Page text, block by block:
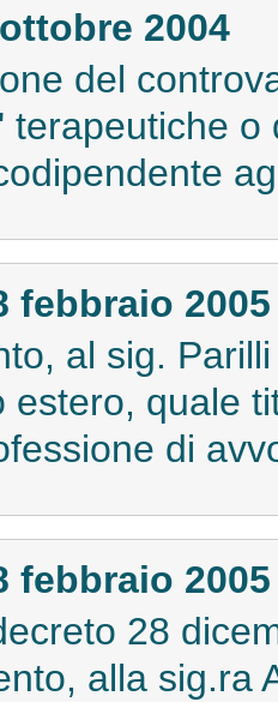
2004
del
terapeutiche
febbraio 2005
al sig.
estero, quale
di
febbraio 2005
28
alla sig.ra